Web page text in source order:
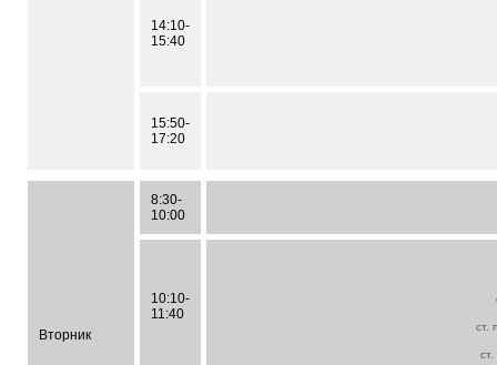
14:10-
15:40
15:50-
17:20
Вторник
8:30-
10:00
10:10-
11:40
ст.